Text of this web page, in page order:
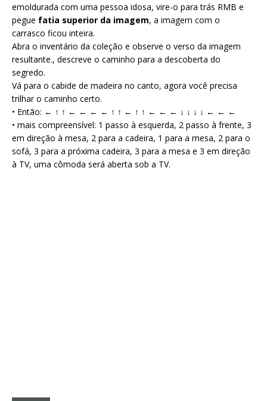
emoldurada com uma pessoa idosa, vire-o para trás RMB e
pegue fatia superior da imagem, a imagem com o
carrasco ficou inteira.
Abra o inventário da coleção e observe o verso da imagem
resultante., descreve o caminho para a descoberta do
segredo.
Vá para o cabide de madeira no canto, agora você precisa
trilhar o caminho certo.
• Então: ← ↑ ↑ ← ← ← ← ↑ ↑ ← ↑ ↑ ← ← ← ↓ ↓ ↓ ↓ ← ← ←
• mais compreensível: 1 passo à esquerda, 2 passo à frente, 3
em direção à mesa, 2 para a cadeira, 1 para a mesa, 2 para o
sofá, 3 para a próxima cadeira, 3 para a mesa e 3 em direção
à TV, uma cômoda será aberta sob a TV.